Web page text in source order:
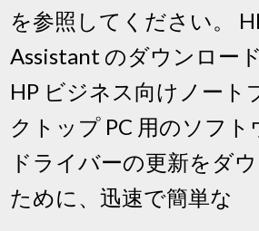
を参照してください。
Assistant のダウンロー
HP ビジネス向けノート
クトップ PC 用のソフ
ドライバーの更新をダ
ために、迅速で簡単な